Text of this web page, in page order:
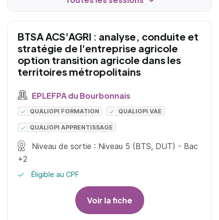
BTSA ACS'AGRI : analyse, conduite et
stratégie de l'entreprise agricole
option transition agricole dans les
territoires métropolitains
EPLEFPA du Bourbonnais
QUALIOPI FORMATION QUALIOPI VAE
QUALIOPI APPRENTISSAGE
Niveau de sortie : Niveau 5 (BTS, DUT) - Bac
+2
Éligible au CPF
Voir la fiche